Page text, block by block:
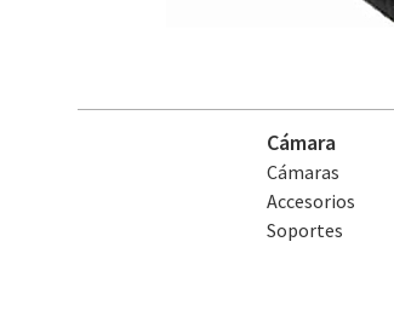
Cámara
Cámaras
Accesorios
Soportes